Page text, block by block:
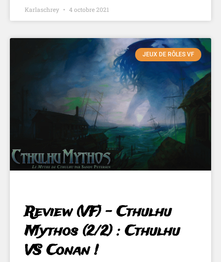
Karlaschrey 4 octobre 2021
JEUX DE RÔLES VF
Review (VF) – Cthulhu
Mythos (2/2) : Cthulhu
VS Conan !